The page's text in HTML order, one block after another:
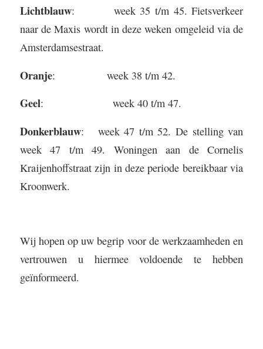
Lichtblauw: week 35 t/m 45. Fietsverkeer
naar de Maxis wordt in deze weken omgeleid via de
Amsterdamsestraat.
Oranje: week 38 t/m 42.
Geel: week 40 t/m 47.
Donkerblauw: week 47 t/m 52. De stelling van
week 47 t/m 49. Woningen aan de Cornelis
Kraijenhoffstraat zijn in deze periode bereikbaar via
Kroonwerk.
Wij hopen op uw begrip voor de werkzaamheden en
vertrouwen u hiermee voldoende te hebben
geïnformeerd.